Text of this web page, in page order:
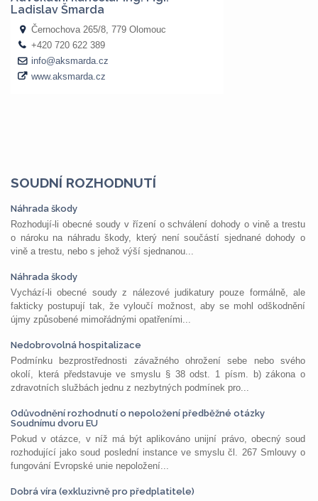
SOUDNÍ ROZHODNUTÍ
Náhrada škody
Rozhodují-li obecné soudy v řízení o schválení dohody o vině a trestu
o nároku na náhradu škody, který není součástí sjednané dohody o
vině a trestu, nebo s jehož výší sjednanou...
Náhrada škody
Vychází-li obecné soudy z nálezové judikatury pouze formálně, ale
fakticky postupují tak, že vyloučí možnost, aby se mohl odškodnění
újmy způsobené mimořádnými opatřeními...
Nedobrovolná hospitalizace
Podmínku bezprostřednosti závažného ohrožení sebe nebo svého
okolí, která představuje ve smyslu § 38 odst. 1 písm. b) zákona o
zdravotních službách jednu z nezbytných podmínek pro...
Odůvodnění rozhodnutí o nepoložení předběžné otázky
Soudnímu dvoru EU
Pokud v otázce, v níž má být aplikováno unijní právo, obecný soud
rozhodující jako soud poslední instance ve smyslu čl. 267 Smlouvy o
fungování Evropské unie nepoložení...
Dobrá víra (exkluzivně pro předplatitele)